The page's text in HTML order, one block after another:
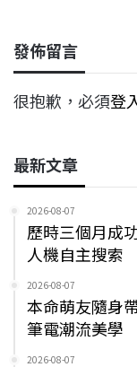
發佈留言
很抱歉，必須登
最新文章
2026-08-07
歷時三個月成
人機自主搜索
2026-08-07
本命萌友隨身
筆電潮流美學
2026-08-07